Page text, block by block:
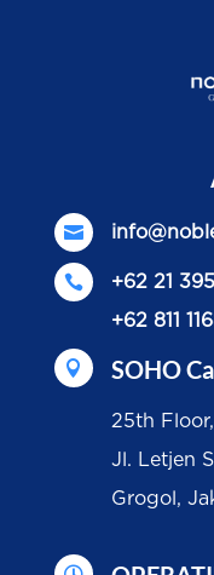


+62 21
+62 811
 SOHO
25th
Jl. Letjen
Grogol,